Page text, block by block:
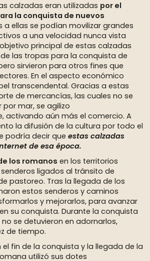
calzadas eran utilizadas por el
la conquista de nuevos
a ellas se podían movilizar grandes
a una velocidad nunca vista
principal de estas calzadas
las tropas para la conquista de
sirvieron para otros fines que
En el aspecto económico
transcendental. Gracias a estas
de mercancías, las cuales no se
mar, se agilizo
activando aún más el comercio. A
la difusión de la cultura por todo el
podría decir que estas calzadas
de esa época.
los romanos en los territorios
ligados al tránsito de
pastoreo. Tras la llegada de los
estos senderos y caminos
y mejorarlos, para avanzar
su conquista. Durante la conquista
se detuvieron en adornarlos,
de tiempo.
el fin de la conquista y la llegada de la
utilizó sus dotes